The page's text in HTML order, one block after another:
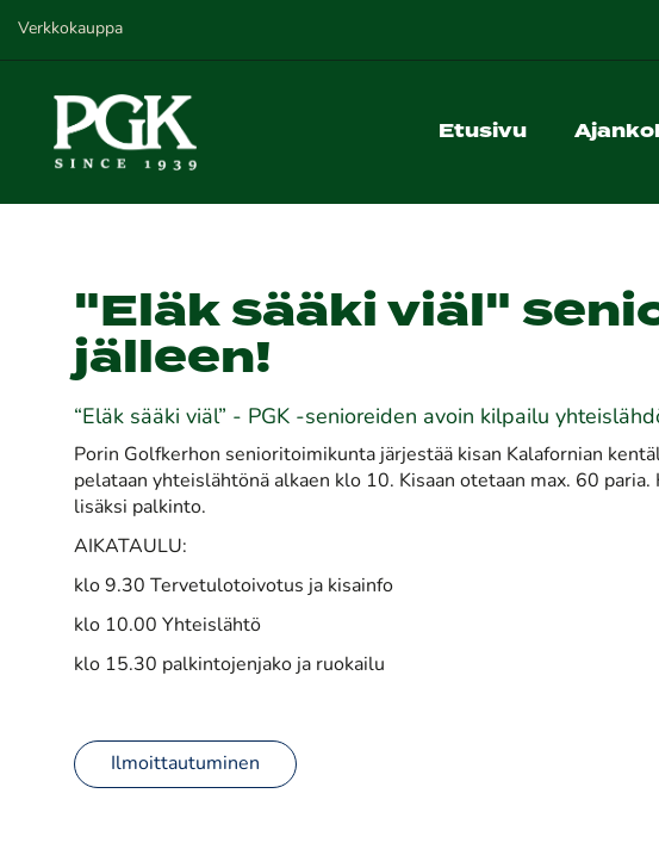
Verkkokauppa
Etusivu
"Eläk sääki viäl"
jälleen!​​​​​​​
“Eläk sääki viäl” - PGK -senioreiden avoin kilpailu
Porin Golfkerhon senioritoimikunta järjestää kisan Kalafornian
pelataan yhteislähtönä alkaen klo 10. Kisaan otetaan max. 60
lisäksi palkinto.
AIKATAULU:
klo 9.30 Tervetulotoivotus ja kisainfo
klo 10.00 Yhteislähtö
klo 15.30 palkintojenjako ja ruokailu
Ilmoittautuminen